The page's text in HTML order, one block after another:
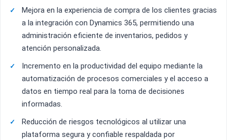
Mejora en la experiencia de compra de los clientes gracias
a la integración con Dynamics 365, permitiendo una
administración eficiente de inventarios, pedidos y
atención personalizada.
Incremento en la productividad del equipo mediante la
automatización de procesos comerciales y el acceso a
datos en tiempo real para la toma de decisiones
informadas.
Reducción de riesgos tecnológicos al utilizar una
plataforma segura y confiable respaldada por